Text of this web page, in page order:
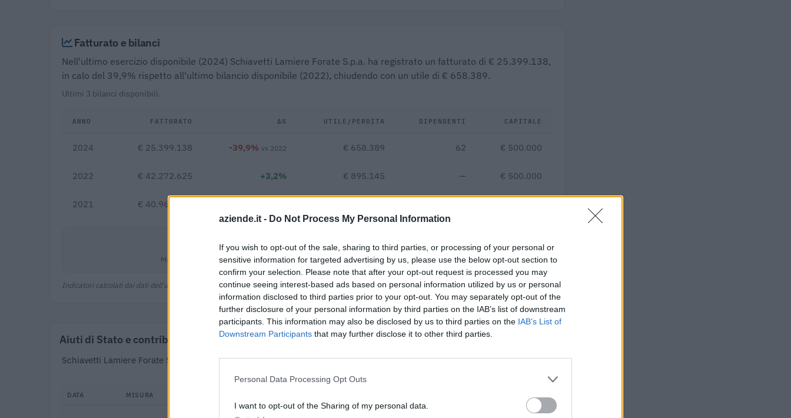
aziende.it - Do Not Process My Personal Information
If you wish to opt-out of the sale, sharing to third parties, or processing of your personal or
sensitive information for targeted advertising by us, please use the below opt-out section to
confirm your selection. Please note that after your opt-out request is processed you may
continue seeing interest-based ads based on personal information utilized by us or personal
information disclosed to third parties prior to your opt-out. You may separately opt-out of the
further disclosure of your personal information by third parties on the IAB’s list of downstream
participants. This information may also be disclosed by us to third parties on the IAB’s List of
Downstream Participants that may further disclose it to other third parties.
Personal Data Processing Opt Outs
I want to opt-out of the Sharing of my personal data.
Fatturato e bilanci
Nell'ultimo esercizio disponibile (2024) Schiavetti Lamiere Forate S.p.a. ha registrato un fatturato di € 25.399.138,
in calo del 39,9% rispetto all'ultimo bilancio disponibile (2022), chiudendo con un utile di € 658.389.
Ultimi 3 bilanci disponibili.
ANNO FATTURATO Δ% UTILE/PERDITA DIPENDENTI CAPITALE
2024 € 25.399.138 -39,9% vs 2022 € 658.389 62 € 500.000
2022 € 42.272.625 +3,2% € 895.145 — € 500.000
2021 € 40.963.585
Margine netto
€ 409.664
Fatturato per dipendente
Indicatori calcolati dai dati dell'ultimo bilancio disponibile.
Aiuti di Stato e contributi pubblici
Schiavetti Lamiere Forate S.p.a. risulta beneficiaria di 15 aiuti o contributi pubblici per un totale di 8.007.178 euro (2020–
DATA MISURA